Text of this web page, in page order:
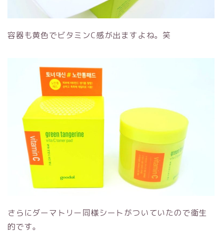
容器も黄色でビタミンC感が出ますよね。笑
さらにダーマトリー同様シートがついていたので衛生
的です。